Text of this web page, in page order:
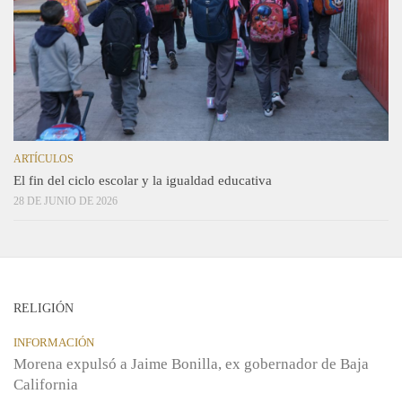
ARTÍCULOS
El fin del ciclo escolar y la igualdad educativa
28 DE JUNIO DE 2026
RELIGIÓN
INFORMACIÓN
Morena expulsó a Jaime Bonilla, ex gobernador de Baja
California